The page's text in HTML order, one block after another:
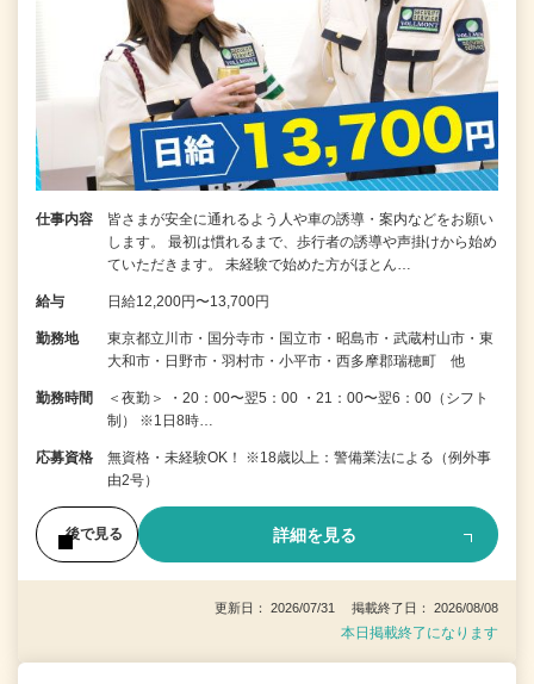
仕事内容
皆さまが安全に通れるよう人や車の誘導・案内などをお願い
します。 最初は慣れるまで、歩行者の誘導や声掛けから始め
ていただきます。 未経験で始めた方がほとん…
給与 日給12,200円〜13,700円
勤務地
東京都立川市・国分寺市・国立市・昭島市・武蔵村山市・東
大和市・日野市・羽村市・小平市・西多摩郡瑞穂町 他
勤務時間
＜夜勤＞ ・20：00〜翌5：00 ・21：00〜翌6：00（シフト
制） ※1日8時…
応募資格
無資格・未経験OK！ ※18歳以上：警備業法による（例外事
由2号）
後で見る 詳細を見る
更新日： 2026/07/31 掲載終了日： 2026/08/08
本日掲載終了になります